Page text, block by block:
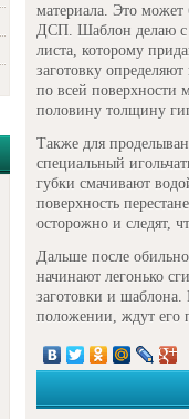
материала. Это
ДСП. Шаблон делаю с
листа, которому
заготовку
по всей поверхности
половину толщину
Также для
специальный
губки смачивают
поверхность
осторожно и следят,
Дальше после
начинают легонько
заготовки и шаблона.
положении, ждут его